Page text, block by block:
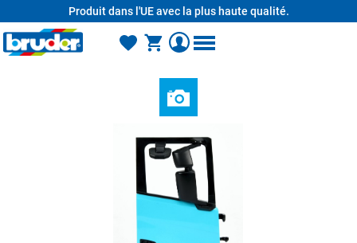
Produit dans l'UE avec la plus haute qualité.